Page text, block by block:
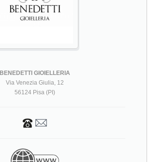
BENEDETTI GIOIELLERIA
Via Venezia Giulia, 12
56124 Pisa (PI)